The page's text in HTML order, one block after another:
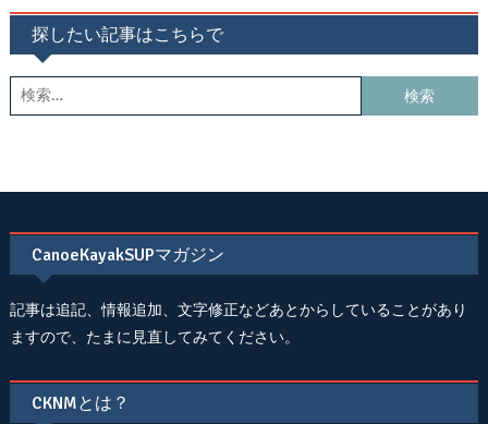
探したい記事はこちらで
索:
CanoeKayakSUPマガジン
記事は追記、情報追加、文字修正などあとからしていることがあり
ますので、たまに見直してみてください。
CKNMとは？